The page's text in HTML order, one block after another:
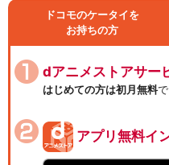
ドコモのケータイを
お持ちの方
dアニメストアサー
はじめての方は初月無料
アプリ無料イ